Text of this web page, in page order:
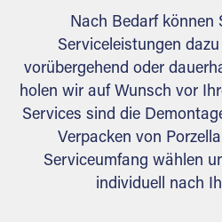
Nach Bedarf können
Serviceleistungen
vorübergehend oder
holen wir auf Wunsch vor
Services sind die
Verpacken von
Serviceumfang wählen
individuell nach